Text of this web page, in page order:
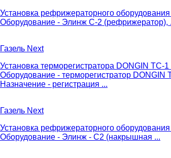
Установка рефрижераторного
Оборудование - Элинж С-2 (рефрижератор),
Газель Next
Установка терморегистратора DONGIN TC-1
Оборудование - терморегистратор DONGIN
Назначение - регистрация ...
Газель Next
Установка рефрижераторного
Оборудование - Элинж - С2 (накрышная ...